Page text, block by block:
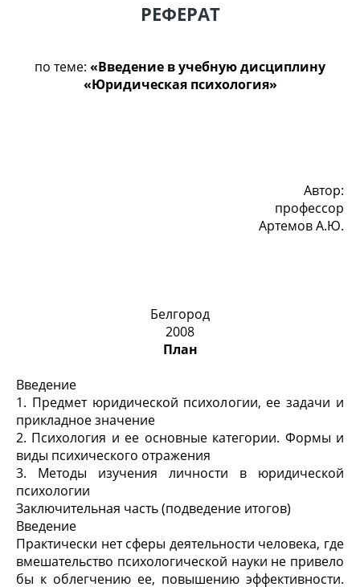
РЕФЕРАТ
по теме: «Введение в учебную дисциплину
«Юридическая психология»
Автор:
профессор
Артемов А.Ю.
Белгород
2008
План
Введение
1. Предмет юридической психологии, ее задачи и
прикладное значение
2. Психология и ее основные категории. Формы и
виды психического отражения
3. Методы изучения личности в юридической
психологии
Заключительная часть (подведение итогов)
Введение
Практически нет сферы деятельности человека, где
вмешательство психологической науки не привело
бы к облегчению ее, повышению эффективности.